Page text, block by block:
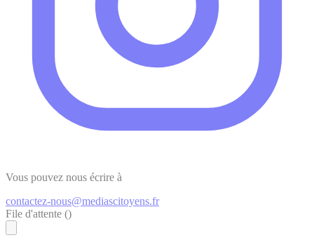
Vous pouvez nous écrire à
contactez-nous@mediascitoyens.fr
File d'attente ()